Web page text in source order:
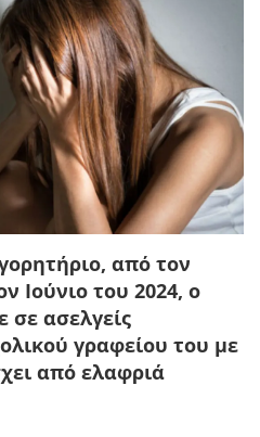
από τον
Ιούνιο του 2024, ο
σε ασελγείς
γραφείου του με
από ελαφριά